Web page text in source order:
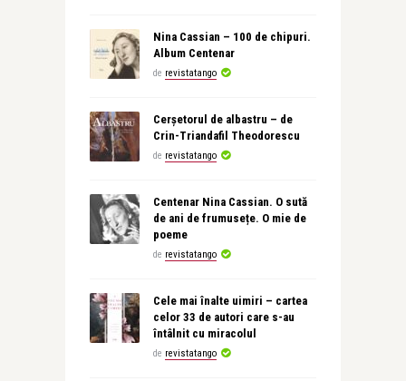
Nina Cassian – 100 de chipuri.
Album Centenar
de revistatango
Cerșetorul de albastru – de
Crin-Triandafil Theodorescu
de revistatango
Centenar Nina Cassian. O sută
de ani de frumusețe. O mie de
poeme
de revistatango
Cele mai înalte uimiri – cartea
celor 33 de autori care s-au
întâlnit cu miracolul
de revistatango